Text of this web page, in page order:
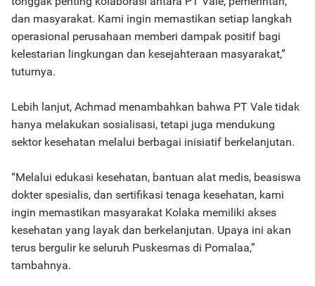
dan masyarakat. Kami ingin memastikan setiap langkah
operasional perusahaan memberi dampak positif bagi
kelestarian lingkungan dan kesejahteraan masyarakat,”
tuturnya.
Lebih lanjut, Achmad menambahkan bahwa PT Vale tidak
hanya melakukan sosialisasi, tetapi juga mendukung
sektor kesehatan melalui berbagai inisiatif berkelanjutan.
“Melalui edukasi kesehatan, bantuan alat medis, beasiswa
dokter spesialis, dan sertifikasi tenaga kesehatan, kami
ingin memastikan masyarakat Kolaka memiliki akses
kesehatan yang layak dan berkelanjutan. Upaya ini akan
terus bergulir ke seluruh Puskesmas di Pomalaa,”
tambahnya.